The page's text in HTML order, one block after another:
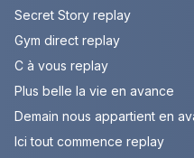
Secret Story replay
Gym direct replay
C à vous replay
Plus belle la vie en avance
Demain nous appartient en
Ici tout commence replay